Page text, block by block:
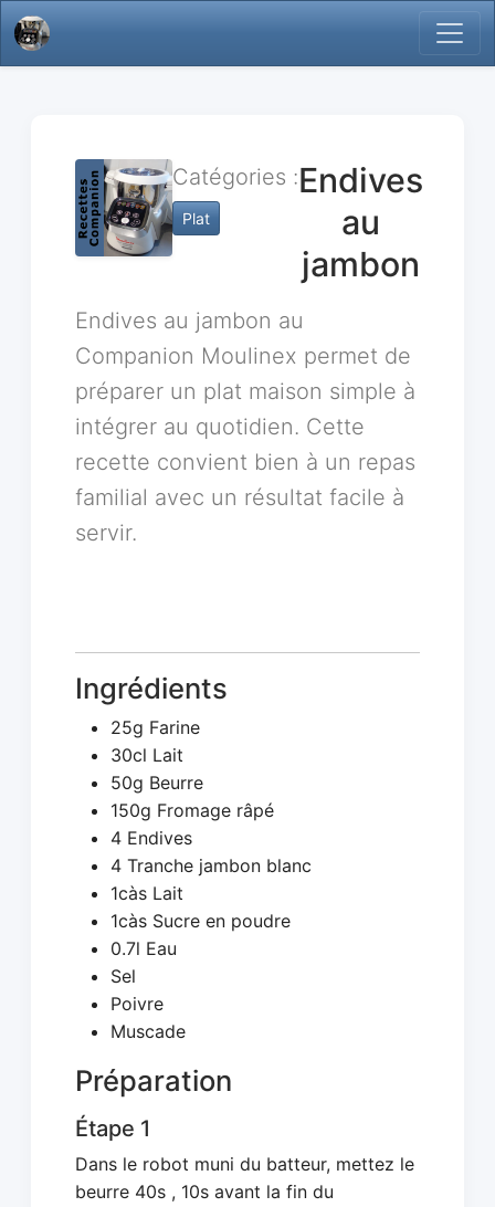
Catégories :
Plat
Endives
au
jambon
Endives au jambon au
Companion Moulinex permet de
préparer un plat maison simple à
intégrer au quotidien. Cette
recette convient bien à un repas
familial avec un résultat facile à
servir.
Ingrédients
25g Farine
30cl Lait
50g Beurre
150g Fromage râpé
4 Endives
4 Tranche jambon blanc
1càs Lait
1càs Sucre en poudre
0.7l Eau
Sel
Poivre
Muscade
Préparation
Étape 1
Dans le robot muni du batteur, mettez le
beurre 40s , 10s avant la fin du